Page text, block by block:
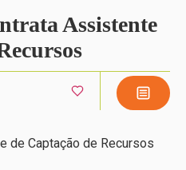
Assistente
de Captação de Recursos